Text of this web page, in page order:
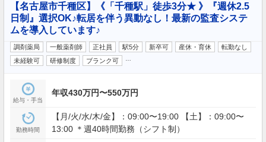
【名古屋市千種区】《「千種駅」徒歩3分★ 》『週休2.5
日制』選択OK♪転居を伴う異動なし！最新の監査システ
ムを導入しています♪
調剤薬局 一般薬剤師 正社員 駅5分 新卒可 産休・育休
転勤なし
未経験可
研修制度 ブランク可
給与・手当
年収430万円〜550万円
勤務時間
【月/火/水/木/金】：09:00〜19:00 【土】：09:00〜
13:00 ＊週40時間勤務（シフト制）